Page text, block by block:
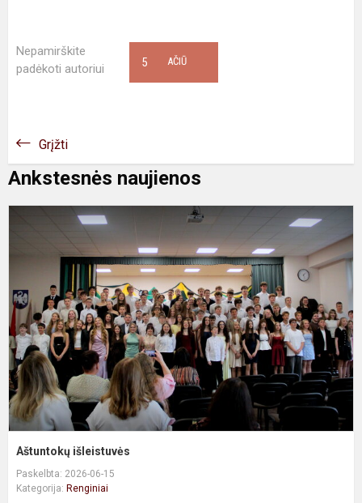
Nepamirškite
padėkoti autoriui
AČIŪ
5
Grįžti
Ankstesnės naujienos
Aštuntokų išleistuvės
Paskelbta: 2026-06-15
Kategorija: Renginiai